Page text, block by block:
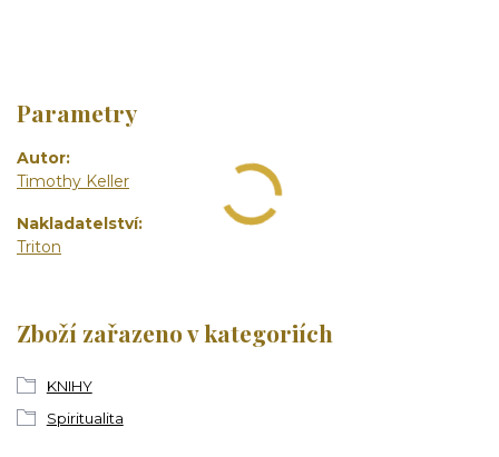
Parametry
Autor
Timothy Keller
Nakladatelství
Triton
Zboží zařazeno v kategoriích
KNIHY
Spiritualita